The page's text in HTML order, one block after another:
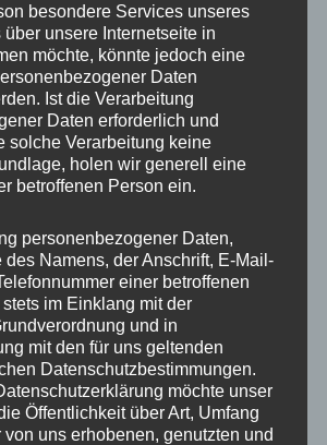
JAPAN RACING
Chrom
Kunststoff
besondere Services unseres
unsere Internetseite in
möchte, könnte jedoch eine
Daten
Ist die Verarbeitung
Daten erforderlich und
solche Verarbeitung keine
holen wir generell eine
betroffenen Person ein.
personenbezogener Daten,
Namens, der Anschrift, E-Mail-
einer betroffenen
im Einklang mit der
und in
mit den für uns geltenden
Datenschutzbestimmungen.
möchte unser
Öffentlichkeit über Art, Umfang
uns erhobenen, genutzten und